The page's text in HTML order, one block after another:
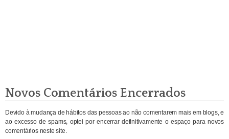
Novos Comentários Encerrados
Devido à mudança de hábitos das pessoas ao não comentarem mais em blogs, e
ao excesso de spams, optei por encerrar definitivamente o espaço para novos
comentários neste site.